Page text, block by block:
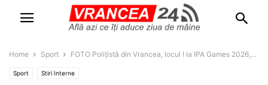
Home Sport FOTO Polițistă din Vrancea, locul I la IPA Games 2026,...
Sport Stiri Interne